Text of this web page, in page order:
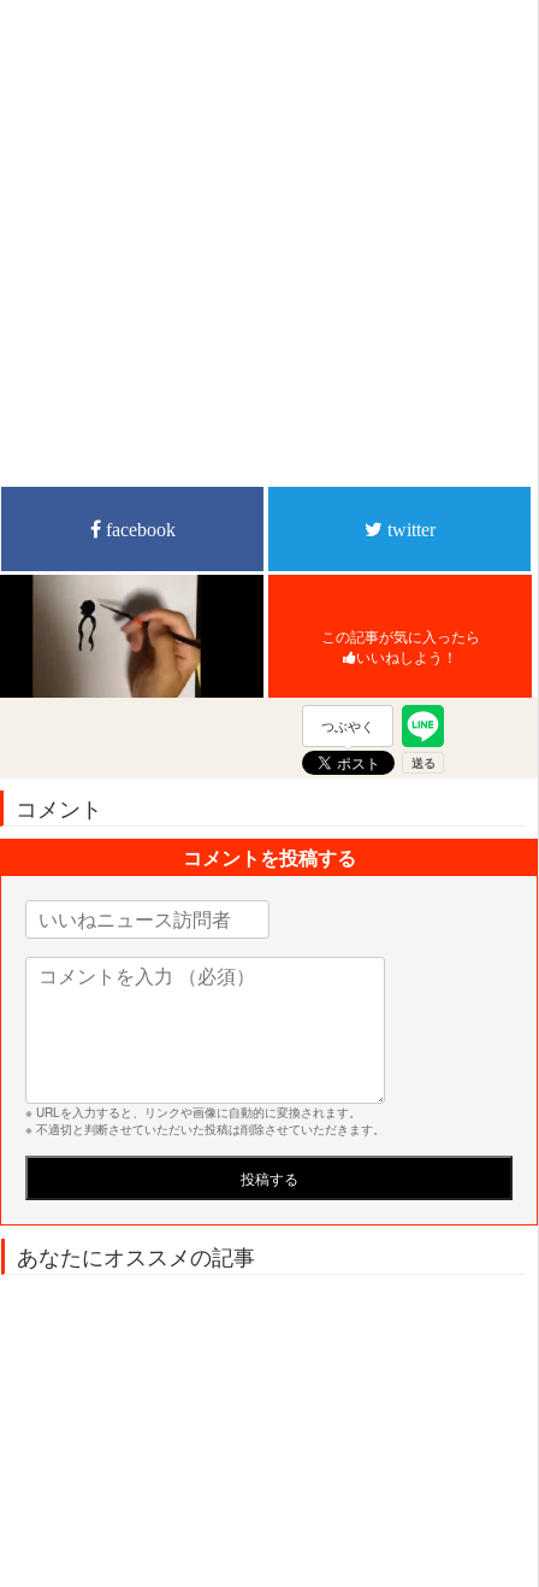
facebook twitter
この記事が気に入ったら
いいねしよう！
つぶやく
コメント
コメントを投稿する
※ URLを入力すると、リンクや画像に自動的に変換されます。
※ 不適切と判断させていただいた投稿は削除させていただきます。
あなたにオススメの記事